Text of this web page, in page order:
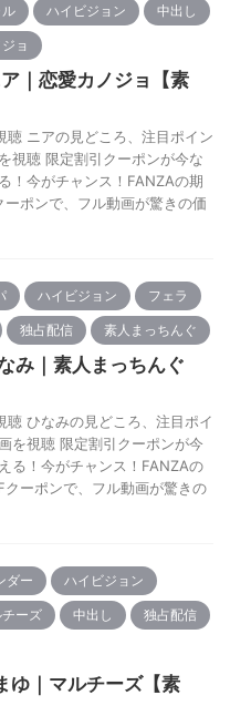
ル ハイビジョン 中出し
ョ
｜恋愛カノジョ【素
聴 ニアの見どころ、注目ポイン
視聴 限定割引クーポンが今な
！今がチャンス！FANZAの期
ポンで、フル動画が驚きの価
ハイビジョン フェラ
独占配信 素人まっちんぐ
み｜素人まっちんぐ
聴 ひなみの見どころ、注目ポイ
を視聴 限定割引クーポンが今
る！今がチャンス！FANZAの
ーポンで、フル動画が驚きの
ダー ハイビジョン
チーズ 中出し 独占配信
ゆ｜マルチーズ【素